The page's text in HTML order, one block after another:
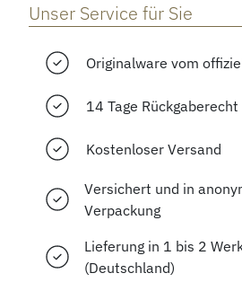
Unser Service für Sie
Originalware vom
14 Tage Rückgaberecht
Kostenloser Versand
Versichert und in
Verpackung
Lieferung in 1 bis 2
(Deutschland)